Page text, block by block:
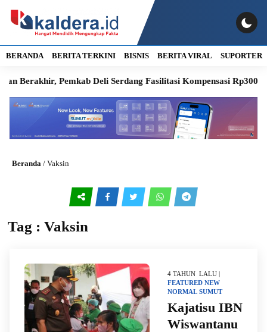
BERANDA BERITA TERKINI BISNIS BERITA VIRAL SUPORTER
Pemkab Deli Serdang Fasilitasi Kompensasi Rp300 Juta
Beranda / Vaksin
Tag : Vaksin
4 TAHUN LALU |
FEATURED NEW
NORMAL SUMUT
Kajatisu IBN
Wiswantanu